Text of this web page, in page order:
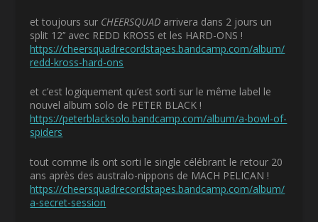
et toujours sur CHEERSQUAD arrivera dans 2 jours un
split 12’’ avec REDD KROSS et les HARD-ONS !
https://cheersquadrecordstapes.bandcamp.com/album/
redd-kross-hard-ons
et c’est logiquement qu’est sorti sur le même label le
nouvel album solo de PETER BLACK !
https://peterblacksolo.bandcamp.com/album/a-bowl-of-
spiders
tout comme ils ont sorti le single célébrant le retour 20
ans après des australo-nippons de MACH PELICAN !
https://cheersquadrecordstapes.bandcamp.com/album/
a-secret-session